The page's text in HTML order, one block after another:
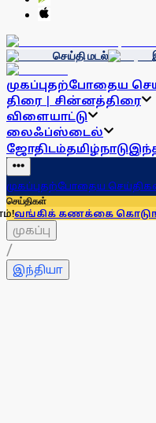
செய்தி மடல்
முகப்புதற்போதைய
திரை | சின்னத்திரை
விளையாட்டு
லைஃப்ஸ்டைல்
ஜோதிடம்தமிழ்நாடு
முகப்புதற்போதைய
செய்திகள்
கொடுங்கள்; பணம்
முகப்பு
/
இந்தியா